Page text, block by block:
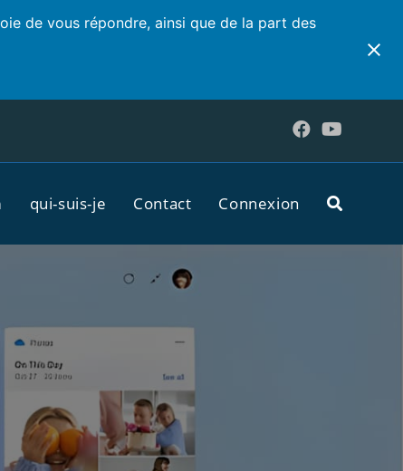
de vous répondre, ainsi que de la part des
qui-suis-je Contact Connexion